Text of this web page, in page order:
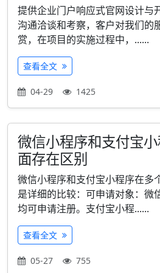
提供企业门户响应式官网设计与
沟通洽谈和考察，客户对我们的
赏，在项目的实施过程中，......
查看全文
04-29 1425
微信小程序和支付宝
面存在区别
微信小程序和支付宝小程序在多
是详细的比较：可申请对象：微
均可申请注册。支付宝小程......
查看全文
05-27 755